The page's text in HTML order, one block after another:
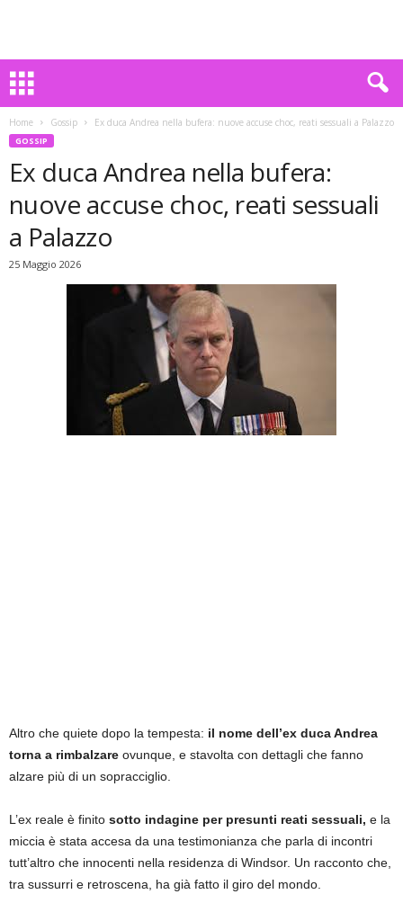
Home Gossip Ex duca Andrea nella bufera: nuove accuse choc, reati sessuali a Palazzo
GOSSIP
Ex duca Andrea nella bufera:
nuove accuse choc, reati sessuali
a Palazzo
25 Maggio 2026
Altro che quiete dopo la tempesta: il nome dell’ex duca Andrea
torna a rimbalzare ovunque, e stavolta con dettagli che fanno
alzare più di un sopracciglio.
L’ex reale è finito sotto indagine per presunti reati sessuali, e la
miccia è stata accesa da una testimonianza che parla di incontri
tutt’altro che innocenti nella residenza di Windsor. Un racconto che,
tra sussurri e retroscena, ha già fatto il giro del mondo.